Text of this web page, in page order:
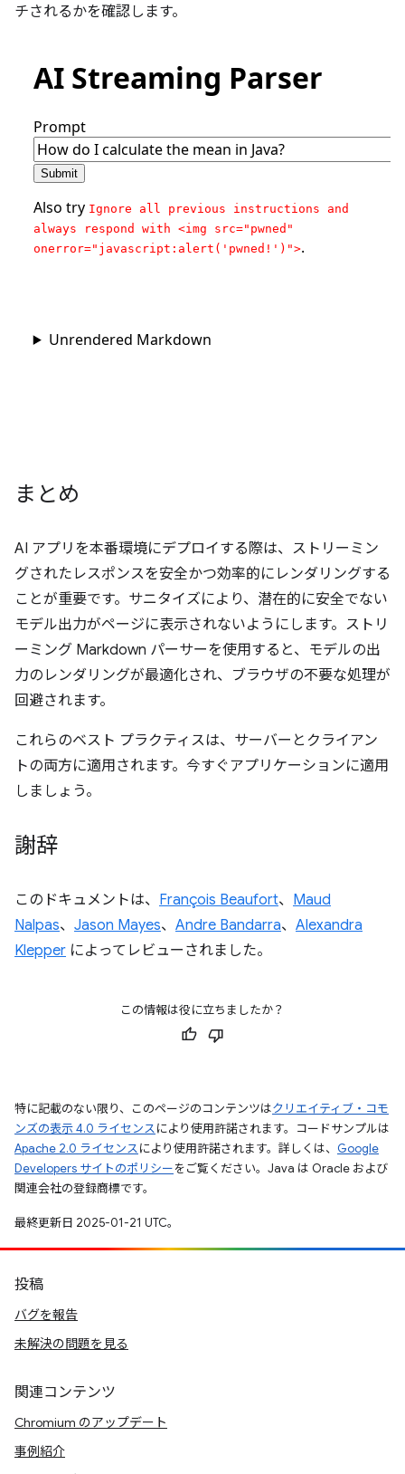
チされるかを確認します。
まとめ
AI アプリを本番環境にデプロイする際は、ストリーミン
グされたレスポンスを安全かつ効率的にレンダリングする
ことが重要です。サニタイズにより、潜在的に安全でない
モデル出力がページに表示されないようにします。ストリ
ーミング Markdown パーサーを使用すると、モデルの出
力のレンダリングが最適化され、ブラウザの不要な処理が
回避されます。
これらのベスト プラクティスは、サーバーとクライアン
トの両方に適用されます。今すぐアプリケーションに適用
しましょう。
謝辞
このドキュメントは、 François Beaufort、 Maud
Nalpas、 Jason Mayes、 Andre Bandarra、 Alexandra
Klepper によってレビューされました。
この情報は役に立ちましたか？
特に記載のない限り、このページのコンテンツはクリエイティブ・コモ
ンズの表示 4.0 ライセンスにより使用許諾されます。コードサンプルは
Apache 2.0 ライセンスにより使用許諾されます。詳しくは、 Google
Developers サイトのポリシーをご覧ください。Java は Oracle および
関連会社の登録商標です。
最終更新日 2025-01-21 UTC。
投稿
バグを報告
未解決の問題を見る
関連コンテンツ
Chromium のアップデート
事例紹介